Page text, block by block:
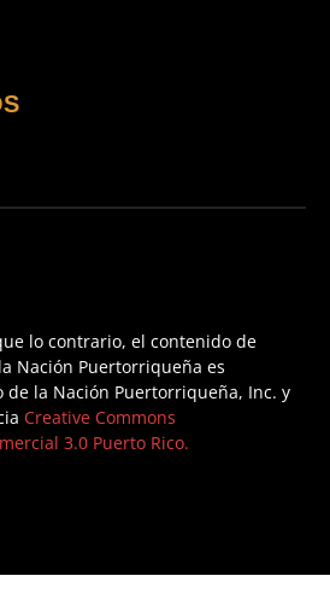
lo contrario, el contenido de
Nación Puertorriqueña es
de la Nación Puertorriqueña, Inc. y
Creative Commons
3.0 Puerto Rico.